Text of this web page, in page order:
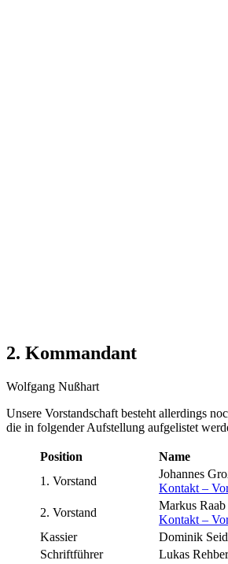
2. Kommandant
Wolfgang Nußhart
Unsere Vorstandschaft besteht allerdings
die in folgender Aufstellung aufgelistet
Position
Name
1. Vorstand
Johannes
Kontakt –
2. Vorstand
Markus Raab
Kontakt –
Kassier
Dominik
Schriftführer
Lukas